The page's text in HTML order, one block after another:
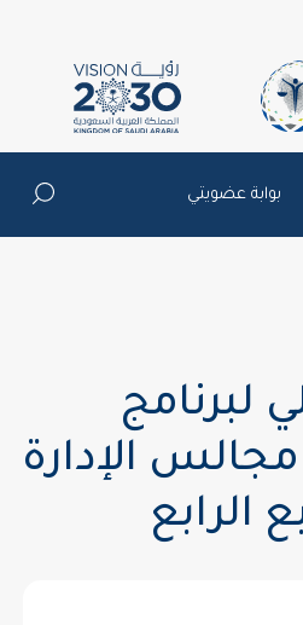
بوابة عضويتي
لبرنامج
الإدارة
الرابع